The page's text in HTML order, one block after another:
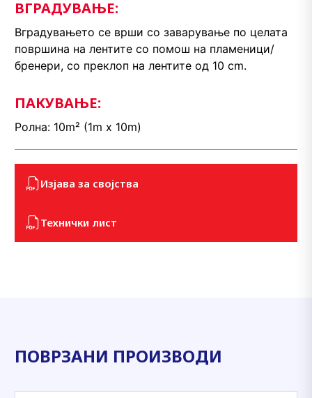
ВГРАДУВАЊЕ:
Вградувањето се врши со заварување по целата
површина на лентите со помош на пламеници/
бренери, со преклоп на лентите од 10 cm.
ПАКУВАЊЕ:
Ролна: 10m² (1m x 10m)
Изјава за својства
Технички лист
ПОВРЗАНИ ПРОИЗВОДИ